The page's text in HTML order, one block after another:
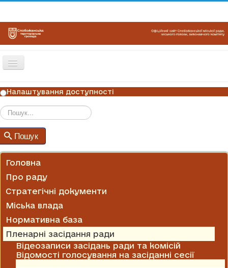
Перемикач
ГОЛОВНА
НОВИНИ
ОГОЛОШЕННЯ
ГРАФІКИ ПРИЙОМУ
Налаштування доступності
Пошук
Головна
Про раду
Стратегічні документи
Міська влада
Нормативна база
Пленарні засідання ради
Відеозаписи засідань ради та комісій
Відомості голосування на засіданні сесії